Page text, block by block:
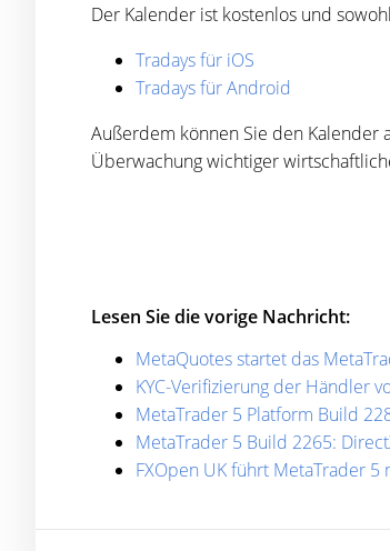
Der Kalender ist kostenlos und
Tradays für iOS
Tradays für Android
Außerdem können Sie den Kalender
Überwachung wichtiger
Lesen Sie die vorige Nachricht:
MetaQuotes startet das
KYC-Verifizierung der Händler
MetaTrader 5 Platform Build
MetaTrader 5 Build 2265:
FXOpen UK führt MetaTrader